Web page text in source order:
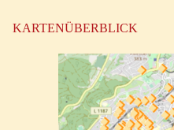
KARTENÜBERBLICK